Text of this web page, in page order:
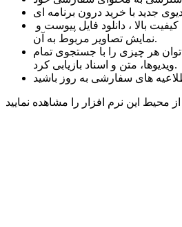
نمایش تصاویر مربوط به آن.
توان هر چیزی را با جستجوی تمام
ویدیوها، متن و اسناد بازیابی کرد.